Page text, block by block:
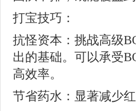
打宝技巧：
抗怪资本：挑战高级
出的基础。可以承受
高效率。
节省药水：显著减少